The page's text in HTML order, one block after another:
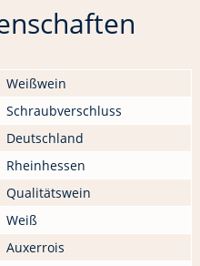
Weißwein
Schraubverschluss
Deutschland
Rheinhessen
Qualitätswein
Weiß
Auxerrois